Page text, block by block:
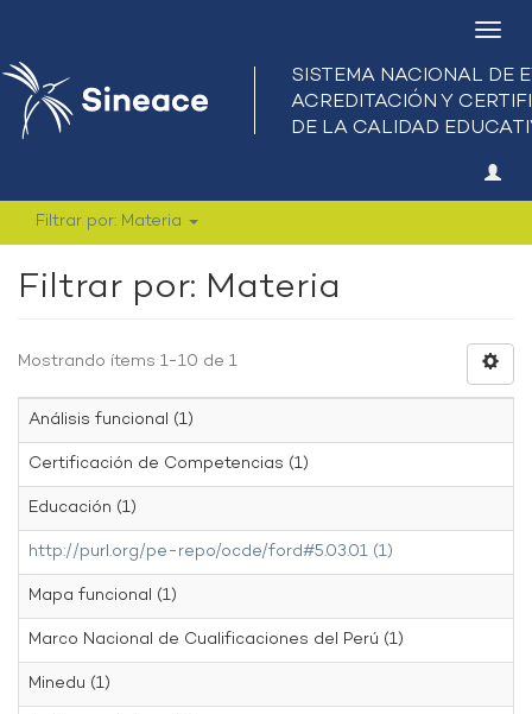
Filtrar por: Materia
Filtrar por: Materia
Mostrando ítems 1-10 de 1
Análisis funcional (1)
Certificación de Competencias (1)
Educación (1)
http://purl.org/pe-repo/ocde/ford#5.03.01 (1)
Mapa funcional (1)
Marco Nacional de Cualificaciones del Perú (1)
Minedu (1)